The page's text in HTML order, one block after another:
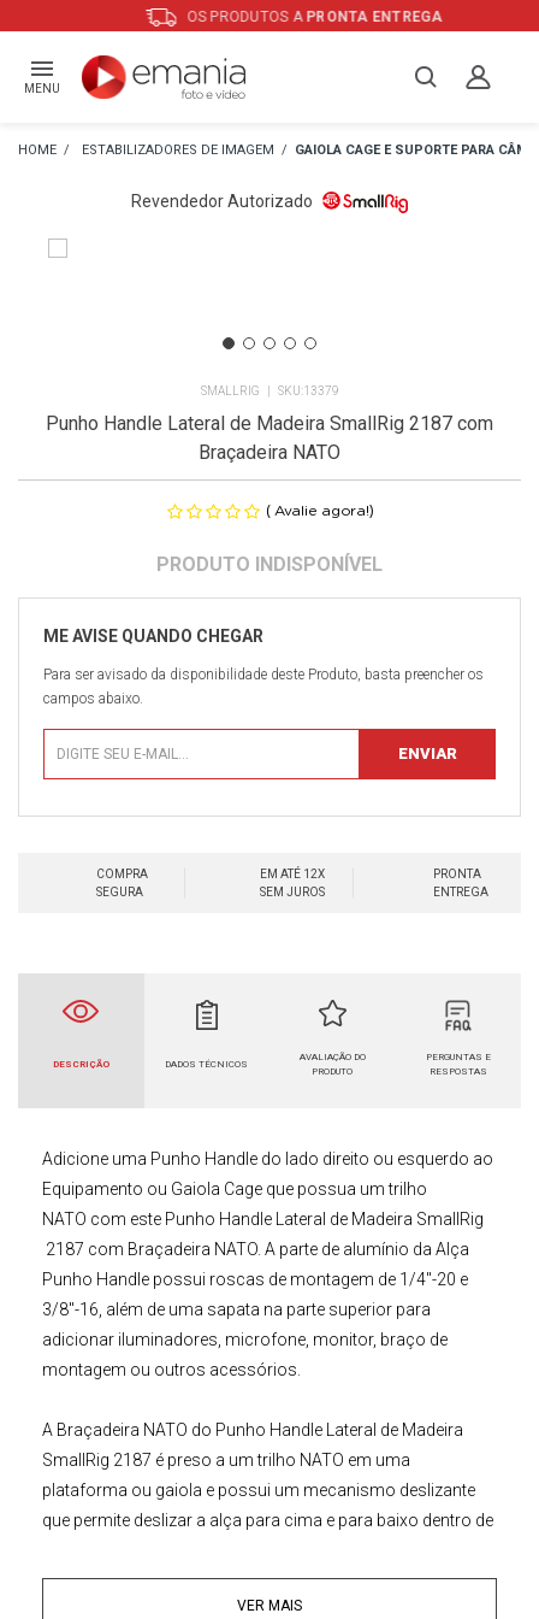
OS PRODUTOS APRONTA ENTREGA
MENU
ESTABILIZADORES DE IMAGEM GAIOLA CAGE E SUPORTE PARA
Revendedor Autorizado
SMALLRIG 13379
Punho Handle Lateral de Madeira SmallRig 2187 com
Braçadeira NATO
( Avalie agora!)
Para ser avisado da disponibilidade deste Produto, basta preencher os
campos abaixo.
COMPRA
SEGURA
EM ATÉ 12X
SEM JUROS
PRONTA
ENTREGA
DESCRIÇÃO DADOS TÉCNICOS
AVALIAÇÃO DO
PRODUTO
PERGUNTAS E
RESPOSTAS
Adicione uma Punho Handle do lado direito ou esquerdo ao
Equipamento ou Gaiola Cage que possua um trilho
NATO com este Punho Handle Lateral de Madeira SmallRig
2187 com Braçadeira NATO. A parte de alumínio da Alça
Punho Handle possui roscas de montagem de 1/4"-20 e
3/8"-16, além de uma sapata na parte superior para
adicionar iluminadores, microfone, monitor, braço de
montagem ou outros acessórios.
A Braçadeira NATO do Punho Handle Lateral de Madeira
SmallRig 2187 é preso a um trilho NATO em uma
plataforma ou gaiola e possui um mecanismo deslizante
que permite deslizar a alça para cima e para baixo dentro de
Alça Punho Handle de madeira lisa fornece uma aderência
sólida e confortável Uma chave Allen incluída permite
VER MAIS